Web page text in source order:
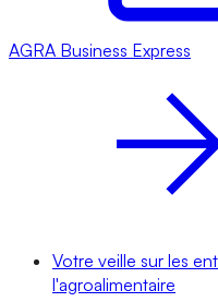
AGRA Business Express
Votre veille sur les
l'agroalimentaire